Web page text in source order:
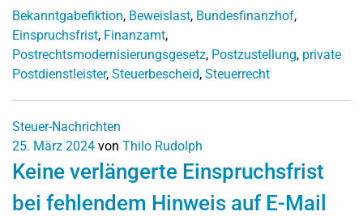
Bekanntgabefiktion, Beweislast, Bundesfinanzhof,
Einspruchsfrist, Finanzamt,
Postrechtsmodernisierungsgesetz, Postzustellung, private
Postdienstleister, Steuerbescheid, Steuerrecht
Steuer-Nachrichten
25. März 2024 von Thilo Rudolph
Keine verlängerte Einspruchsfrist
bei fehlendem Hinweis auf E-Mail